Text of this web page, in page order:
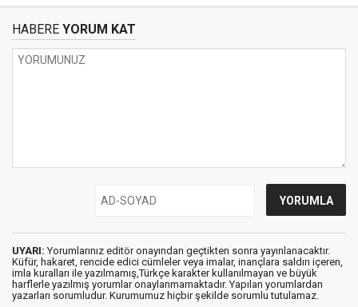
HABERE YORUM KAT
UYARI: Yorumlarınız editör onayından geçtikten sonra yayınlanacaktır.
Küfür, hakaret, rencide edici cümleler veya imalar, inançlara saldırı içeren,
imla kuralları ile yazılmamış,Türkçe karakter kullanılmayan ve büyük
harflerle yazılmış yorumlar onaylanmamaktadır. Yapılan yorumlardan
yazarları sorumludur. Kurumumuz hiçbir şekilde sorumlu tutulamaz.